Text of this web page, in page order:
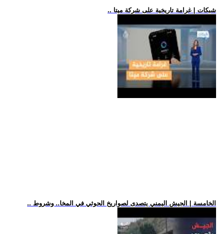
.. شبكات | غرامة تاريخية على شركة ميتا
.. الخامسة | الجيش اليمني يتصدى لصواريخ الحوثي في المخا.. وشروط